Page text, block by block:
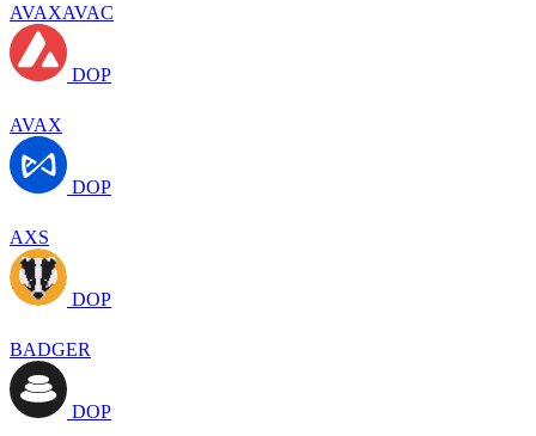
AVAXAVAC
DOP
AVAX
DOP
AXS
DOP
BADGER
DOP